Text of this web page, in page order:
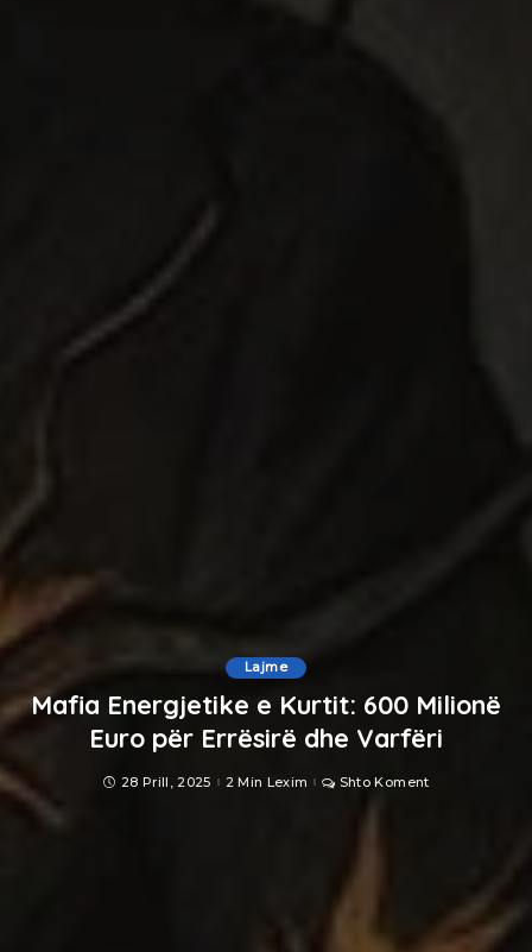
Lajme
Mafia Energjetike e Kurtit: 600 Milionë
Euro për Errësirë dhe Varfëri
28 Prill, 2025 2 Min Lexim Shto Koment